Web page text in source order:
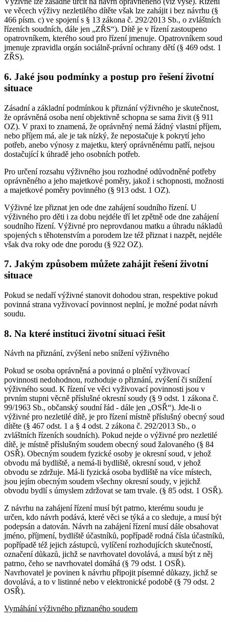
ve věcech výživy nezletilého dítěte však lze zahájit i bez návrhu (§
466 písm. c) ve spojení s § 13 zákona č. 292/2013 Sb., o zvláštních
řízeních soudních, dále jen „ZŘS“). Dítě je v řízení zastoupeno
opatrovníkem, kterého soud pro řízení jmenuje. Opatrovníkem soud
jmenuje zpravidla orgán sociálně-právní ochrany dětí (§ 469 odst. 1
ZŘS).
6. Jaké jsou podmínky a postup pro řešení životní
situace
Zásadní a základní podmínkou k přiznání výživného je skutečnost,
že oprávněná osoba není objektivně schopna se sama živit (§ 911
OZ). V praxi to znamená, že oprávněný nemá žádný vlastní příjem,
nebo příjem má, ale je tak nízký, že nepostačuje k pokrytí jeho
potřeb, anebo výnosy z majetku, který oprávněnému patří, nejsou
dostačující k úhradě jeho osobních potřeb.
Pro určení rozsahu výživného jsou rozhodné odůvodněné potřeby
oprávněného a jeho majetkové poměry, jakož i schopnosti, možnosti
a majetkové poměry povinného (§ 913 odst. 1 OZ).
Výživné lze přiznat jen ode dne zahájení soudního řízení. U
výživného pro děti i za dobu nejdéle tří let zpětně ode dne zahájení
soudního řízení. Výživné pro neprovdanou matku a úhradu nákladů
spojených s těhotenstvím a porodem lze též přiznat i nazpět, nejdéle
však dva roky ode dne porodu (§ 922 OZ).
7. Jakým způsobem můžete zahájit řešení životní
situace
Pokud se nedaří výživné stanovit dohodou stran, respektive pokud
povinná strana vyživovací povinnost neplní, je možné podat návrh
soudu.
8. Na které instituci životní situaci řešit
Návrh na přiznání, zvýšení nebo snížení výživného
Pokud se osoba oprávněná a povinná o plnění vyživovací
povinnosti nedohodnou, rozhoduje o přiznání, zvýšení či snížení
výživného soud. K řízení ve věci vyživovací povinnosti jsou v
prvním stupni věcně příslušné okresní soudy (§ 9 odst. 1 zákona č.
99/1963 Sb., občanský soudní řád - dále jen „OSŘ“). Jde-li o
výživné pro nezletilé dítě, je pro řízení místně příslušný obecný soud
dítěte (§ 467 odst. 1 a § 4 odst. 2 zákona č. 292/2013 Sb., o
zvláštních řízeních soudních). Pokud nejde o výživné pro nezletilé
dítě, je místně příslušným soudem obecný soud žalovaného (§ 84
OSŘ). Obecným soudem fyzické osoby je okresní soud, v jehož
obvodu má bydliště, a nemá-li bydliště, okresní soud, v jehož
obvodu se zdržuje. Má-li fyzická osoba bydliště na více místech,
jsou jejím obecným soudem všechny okresní soudy, v jejichž
obvodu bydlí s úmyslem zdržovat se tam trvale. (§ 85 odst. 1 OSŘ).
Z návrhu na zahájení řízení musí být patrno, kterému soudu je
určen, kdo návrh podává, které věci se týká a co sleduje, a musí být
podepsán a datován. Návrh na zahájení řízení musí dále obsahovat
jméno, příjmení, bydliště účastníků, popřípadě rodná čísla účastníků,
popřípadě též jejich zástupců, vylíčení rozhodujících skutečností,
označení důkazů, jichž se navrhovatel dovolává, a musí být z něj
patrno, čeho se navrhovatel domáhá (§ 79 odst. 1 OSŘ).
Navrhovatel je povinen k návrhu připojit písemné důkazy, jichž se
dovolává, a to v listinné nebo v elektronické podobě (§ 79 odst. 2
OSŘ).
Vymáhání výživného přiznaného soudem